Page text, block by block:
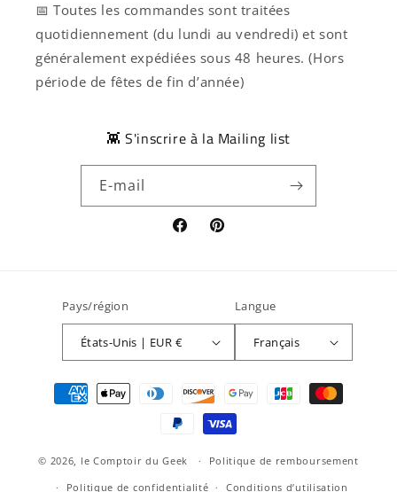
📅 Toutes les commandes sont traitées
quotidiennement (du lundi au vendredi) et sont
généralement expédiées sous 48 heures. (Hors
période de fêtes de fin d’année)
👾 S'inscrire à la Mailing list
E-mail
FacebookPinterest
Pays/région
États-Unis | EUR €
Langue
Français
Moyens
© 2026, le Comptoir du Geek
Politique de remboursement
Politique de confidentialité
Conditions d’utilisation